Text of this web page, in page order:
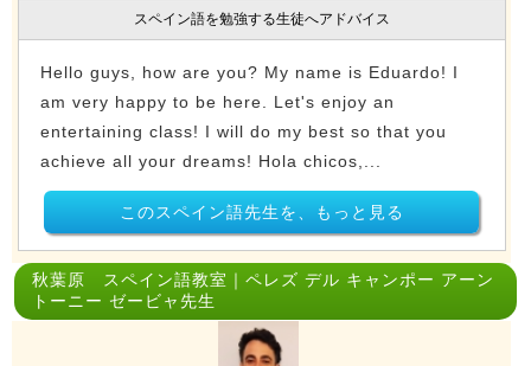
スペイン語を勉強する生徒へアドバイス
Hello guys, how are you? My name is Eduardo! I
am very happy to be here. Let's enjoy an
entertaining class! I will do my best so that you
achieve all your dreams! Hola chicos,...
このスペイン語先生を、もっと見る
秋葉原 スペイン語教室｜ペレズ デル キャンポー アーン
トーニー ゼービャ先生